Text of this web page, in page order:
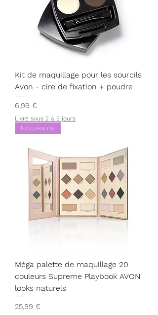
Kit de maquillage pour les sourcils
Avon - cire de fixation + poudre
Prix
6,99 €
Livré sous 2 à 5 jours
Nouveauté
Méga palette de maquillage 20
couleurs Supreme Playbook AVON
looks naturels
Prix
25,99 €